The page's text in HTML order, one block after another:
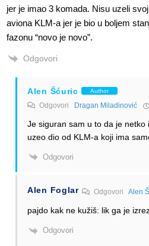
jer je imao 3 komada. Nisu uzeli
aviona KLM-a jer je bio u boljem
fazonu “novo je novo”.
Odgovori
Alen Šćuric Author
Odgovori Dragan Miladinović
Je siguran sam u to da je netko
uzeo dio od KLM-a koji ima
Odgovori
Alen Foglar Odgovori Alen
pajdo kak ne kužiš: lik ga je
Odgovori